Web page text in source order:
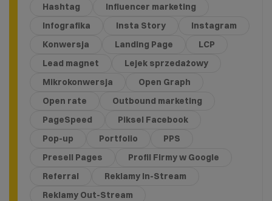
Hashtag
Influencer marketing
Infografika
Insta Story
Instagram
Konwersja
Landing Page
LCP
Lead magnet
Lejek sprzedażowy
Mikrokonwersja
Open Graph
Open rate
Outbound marketing
PageSpeed
Piksel Facebook
Pop-up
Portfolio
PPS
Presell Pages
Profil Firmy w Google
Referral
Reklamy In-Stream
Reklamy Out-Stream